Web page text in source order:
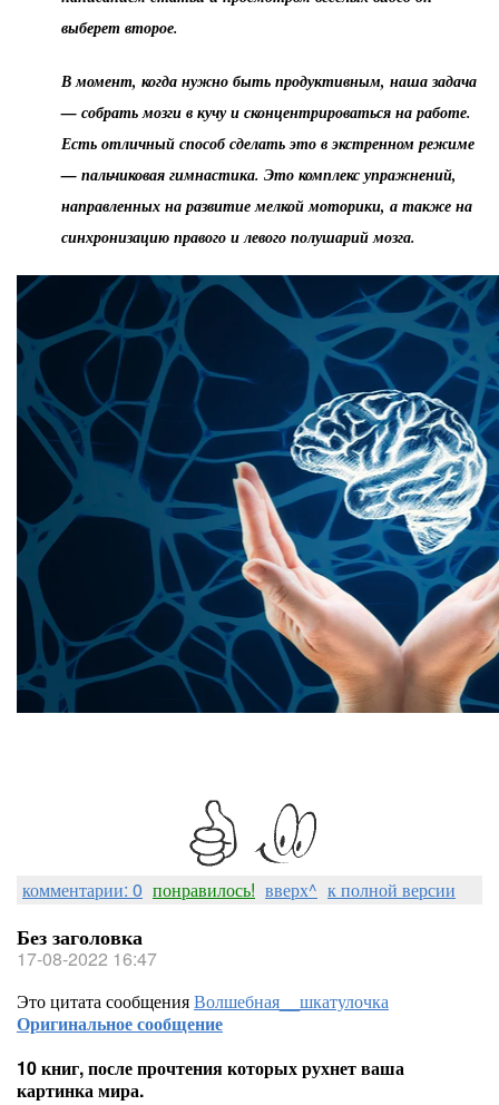
выберет второе.
В момент, когда нужно быть продуктивным, наша задача
— собрать мозги в кучу и сконцентрироваться на работе.
Есть отличный способ сделать это в экстренном режиме
— пальчиковая гимнастика. Это комплекс упражнений,
направленных на развитие мелкой моторики, а также на
синхронизацию правого и левого полушарий мозга.
комментарии: 0 понравилось! вверх^ к полной версии
Без заголовка
17-08-2022 16:47
Это цитата сообщенияВолшебная__шкатулочка
Оригинальное сообщение
10 книг, после прочтения которых рухнет ваша
картинка мира.